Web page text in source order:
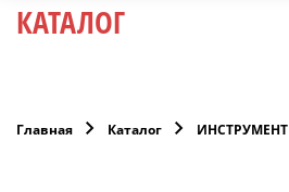
КАТАЛОГ
Главная Каталог ИНСТРУМЕНТ